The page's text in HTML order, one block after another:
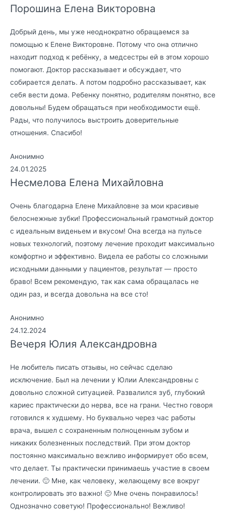
Порошина Елена Викторовна
Добрый день, мы уже неоднократно обращаемся за
помощью к Елене Викторовне. Потому что она отлично
находит подход к ребёнку, а медсестры ей в этом хорошо
помогают. Доктор рассказывает и обсуждает, что
собирается делать. А потом подробно рассказывает, как
себя вести дома. Ребенку понятно, родителям понятно, все
довольны! Будем обращаться при необходимости ещё.
Рады, что получилось выстроить доверительные
отношения. Спасибо!
Анонимно
24.01.2025
Несмелова Елена Михайловна
Очень благодарна Елене Михайловне за мои красивые
белоснежные зубки! Профессиональный грамотный доктор
с идеальным виденьем и вкусом! Она всегда на пульсе
новых технологий, поэтому лечение проходит максимально
комфортно и эффективно. Видела ее работы со сложными
исходными данными у пациентов, результат — просто
браво! Всем рекомендую, так как сама обращалась не
один раз, и всегда довольна на все сто!
Анонимно
24.12.2024
Вечеря Юлия Александровна
Не любитель писать отзывы, но сейчас сделаю
исключение. Был на лечении у Юлии Александровны с
довольно сложной ситуацией. Развалился зуб, глубокий
кариес практически до нерва, все на грани. Честно говоря
готовился к худшему. Но буквально через час работы
врача, вышел с сохраненным полноценным зубом и
никаких болезненных последствий. При этом доктор
постоянно максимально вежливо информирует обо всем,
что делает. Ты практически принимаешь участие в своем
лечении. 🙂 Мне, как человеку, желающему все вокруг
контролировать это важно! 🙂 Мне очень понравилось!
Однозначно советую! Профессионально! Вежливо!